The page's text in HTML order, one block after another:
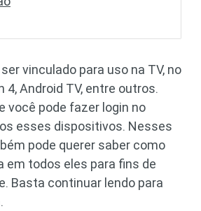
vinculado para uso na TV, no
4, Android TV, entre outros.
você pode fazer login no
esses dispositivos. Nesses
pode querer saber como
em todos eles para fins de
Basta continuar lendo para